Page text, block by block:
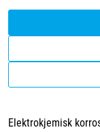
Elektrokjemisk